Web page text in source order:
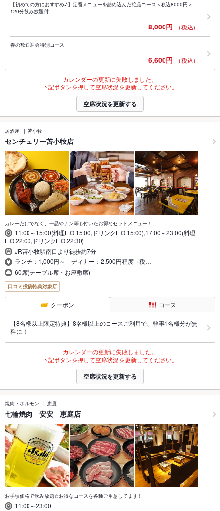
【初めての方におすすめ♪】定番メニューを詰め込んだ絶品コース＜税込8000円＞
120分飲み放題付
8,000円 （税込）
春の歓送迎会特別コース
6,600円 （税込）
カレンダーの更新に失敗しました。
下記ボタンを押して空席状況を更新してください。
空席状況を更新する
居酒屋 苫小牧
センチュリー苫小牧店
カレーだけでなく、一品やナン等も付いたお得なセットメニュー！
11:00～15:00(料理L.O.15:00,ドリンクL.O.15:00),17:00～23:00(料理
L.O.22:00,ドリンクL.O.22:30)
JR苫小牧駅南口より徒歩約7分
ランチ：1,000円～ ディナー：2,500円程度（税…
60席(テーブル席・お座敷席)
口コミ投稿特典対象店
クーポン コース
【8名様以上限定特典】8名様以上のコースご利用で、幹事1名様分が無
料に！
カレンダーの更新に失敗しました。
下記ボタンを押して空席状況を更新してください。
空席状況を更新する
焼肉・ホルモン 恵庭
七輪焼肉 安安 恵庭店
お手頃価格で飲み放題☆お得なコースを各種ご用意してます！
11:00～23:00